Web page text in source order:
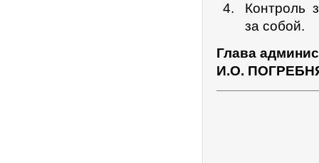
Контроль
за собой.
Глава
И.О.